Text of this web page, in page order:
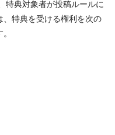
特典対象者が投稿ルールに
特典を受ける権利を次の